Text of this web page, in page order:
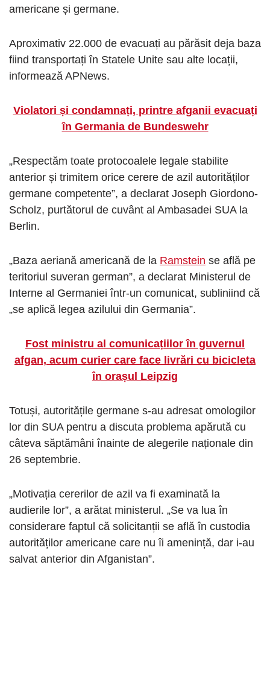
americane și germane.
Aproximativ 22.000 de evacuați au părăsit deja baza
fiind transportați în Statele Unite sau alte locații,
informează APNews.
Violatori și condamnați, printre afganii evacuați
în Germania de Bundeswehr
„Respectăm toate protocoalele legale stabilite
anterior și trimitem orice cerere de azil autorităților
germane competente”, a declarat Joseph Giordono-
Scholz, purtătorul de cuvânt al Ambasadei SUA la
Berlin.
„Baza aeriană americană de la Ramstein se află pe
teritoriul suveran german”, a declarat Ministerul de
Interne al Germaniei într-un comunicat, subliniind că
„se aplică legea azilului din Germania”.
Fost ministru al comunicațiilor în guvernul
afgan, acum curier care face livrări cu bicicleta
în orașul Leipzig
Totuși, autoritățile germane s-au adresat omologilor
lor din SUA pentru a discuta problema apărută cu
câteva săptămâni înainte de alegerile naționale din
26 septembrie.
„Motivația cererilor de azil va fi examinată la
audierile lor”, a arătat ministerul. „Se va lua în
considerare faptul că solicitanții se află în custodia
autorităților americane care nu îi amenință, dar i-au
salvat anterior din Afganistan”.